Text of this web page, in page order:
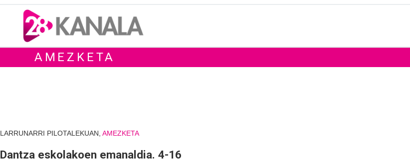
AMEZKETA
LARRUNARRI PILOTALEKUAN, AMEZKETA
Dantza eskolakoen emanaldia. 4-16